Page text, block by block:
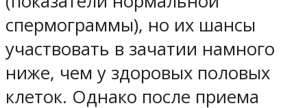
спермограммы), но их шансы
участвовать в зачатии намного
ниже, чем у здоровых половых
клеток. Однако после приема